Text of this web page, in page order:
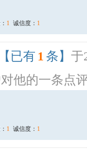
1 诚信度： 1
【已有 1 条】 于
他的一条点
1 诚信度： 1